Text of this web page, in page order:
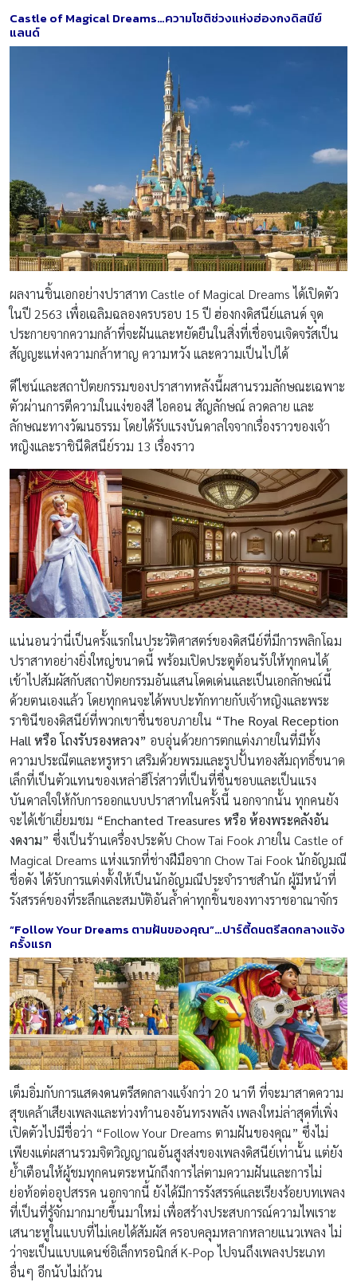
Castle of Magical Dreams…ความโชติช่วงแห่งฮ่องกงดิสนีย์
แลนด์
ผลงานชิ้นเอกอย่างปราสาท Castle of Magical Dreams ได้เปิดตัว
ในปี 2563 เพื่อเฉลิมฉลองครบรอบ 15 ปี ฮ่องกงดิสนีย์แลนด์ จุด
ประกายจากความกล้าที่จะฝันและหยัดยืนในสิ่งที่เชื่อจนเจิดจรัสเป็น
สัญญะแห่งความกล้าหาญ ความหวัง และความเป็นไปได้
ดีไซน์และสถาปัตยกรรมของปราสาทหลังนี้ผสานรวมลักษณะเฉพาะ
ตัวผ่านการตีความในแง่ของสี ไอคอน สัญลักษณ์ ลวดลาย และ
ลักษณะทางวัฒนธรรม โดยได้รับแรงบันดาลใจจากเรื่องราวของเจ้า
หญิงและราชินีดิสนีย์รวม 13 เรื่องราว
แน่นอนว่านี่เป็นครั้งแรกในประวัติศาสตร์ของดิสนีย์ที่มีการพลิกโฉม
ปราสาทอย่างยิ่งใหญ่ขนาดนี้ พร้อมเปิดประตูต้อนรับให้ทุกคนได้
เข้าไปสัมผัสกับสถาปัตยกรรมอันแสนโดดเด่นและเป็นเอกลักษณ์นี้
ด้วยตนเองแล้ว โดยทุกคนจะได้พบปะทักทายกับเจ้าหญิงและพระ
ราชินีของดิสนีย์ที่พวกเขาชื่นชอบภายใน “The Royal Reception
Hall หรือโถงรับรองหลวง” อบอุ่นด้วยการตกแต่งภายในที่มีทั้ง
ความประณีตและหรูหรา เสริมด้วยพรมและรูปปั้นทองสัมฤทธิ์ขนาด
เล็กที่เป็นตัวแทนของเหล่าฮีโร่สาวที่เป็นที่ชื่นชอบและเป็นแรง
บันดาลใจให้กับการออกแบบปราสาทในครั้งนี้ นอกจากนั้น ทุกคนยัง
จะได้เข้าเยี่ยมชม “Enchanted Treasures หรือ ห้องพระคลังอัน
งดงาม” ซึ่งเป็นร้านเครื่องประดับ Chow Tai Fook ภายใน Castle of
Magical Dreams แห่งแรกที่ช่างฝีมือจาก Chow Tai Fook นักอัญมณี
ชื่อดัง ได้รับการแต่งตั้งให้เป็นนักอัญมณีประจำราชสำนัก ผู้มีหน้าที่
รังสรรค์ของที่ระลึกและสมบัติอันล้ำค่าทุกชิ้นของทางราชอาณาจักร
“Follow Your Dreams ตามฝันของคุณ”…ปาร์ตี้ดนตรีสดกลางแจ้ง
ครั้งแรก
เต็มอิ่มกับการแสดงดนตรีสดกลางแจ้งกว่า 20 นาที ที่จะมาสาดความ
สุขเคล้าเสียงเพลงและท่วงทำนองอันทรงพลัง เพลงใหม่ล่าสุดที่เพิ่ง
เปิดตัวไปมีชื่อว่า “Follow Your Dreams ตามฝันของคุณ” ซึ่งไม่
เพียงแต่ผสานรวมจิตวิญญาณอันสูงส่งของเพลงดิสนีย์เท่านั้น แต่ยัง
ย้ำเตือนให้ผู้ชมทุกคนตระหนักถึงการไล่ตามความฝันและการไม่
ย่อท้อต่ออุปสรรค นอกจากนี้ ยังได้มีการรังสรรค์และเรียงร้อยบทเพลง
ที่เป็นที่รู้จักมากมายขึ้นมาใหม่ เพื่อสร้างประสบการณ์ความไพเราะ
เสนาะหูในแบบที่ไม่เคยได้สัมผัส ครอบคลุมหลากหลายแนวเพลง ไม่
ว่าจะเป็นแบบแดนซ์อิเล็กทรอนิกส์ K-Pop ไปจนถึงเพลงประเภท
อื่นๆ อีกนับไม่ถ้วน